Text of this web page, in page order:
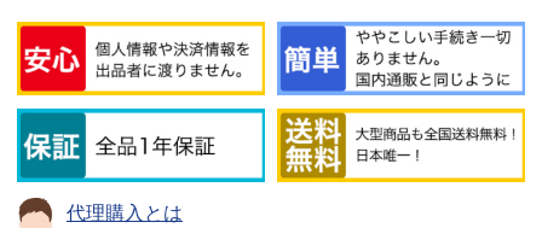
代理購入とは